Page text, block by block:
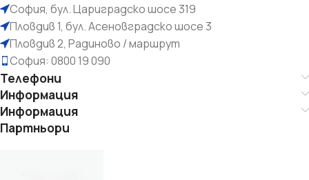
София, бул. Цариградско шосе 319
Пловдив 1, бул. Асеновградско шосе 3
Пловдив 2, Радиново / маршрут
София: 0800 19 090
Телефони
Информация
Информация
Партньори